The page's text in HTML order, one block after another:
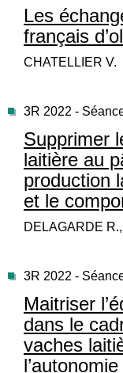
Les
français
CHATELLIER V.
3R 2022 -
Supprimer
laitière au
production
et le
DELAGARDE
3R 2022 -
Maitriser
dans le
vaches